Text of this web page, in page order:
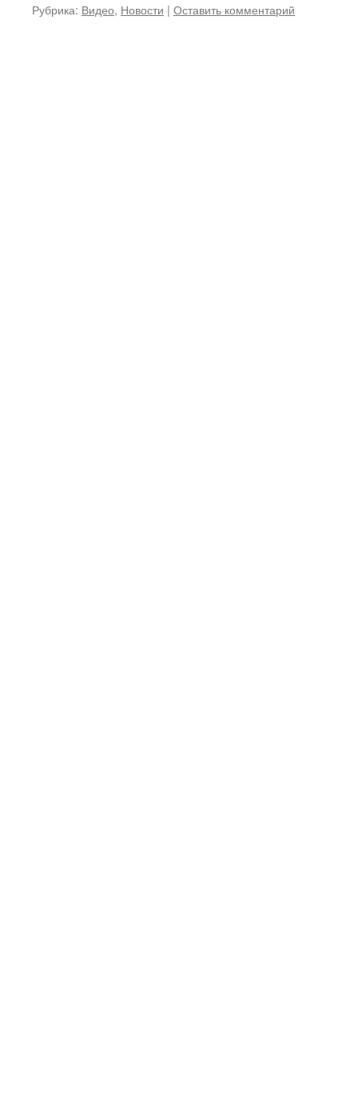
Рубрика: Видео, Новости | Оставить комментарий